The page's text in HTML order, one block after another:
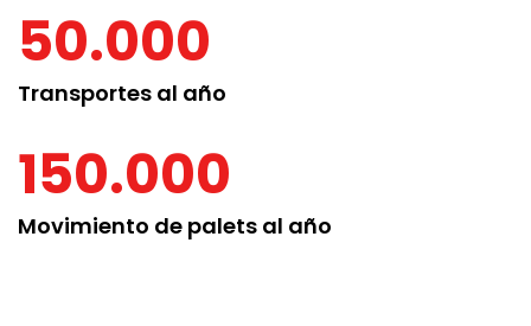
50.000
Transportes al año
150.000
Movimiento de palets al año